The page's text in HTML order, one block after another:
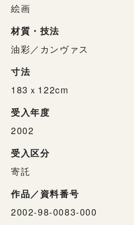
絵画
材質・技法
油彩／カンヴァス
寸法
183ｘ122cm
受入年度
2002
受入区分
寄託
作品／資料番号
2002-98-0083-000